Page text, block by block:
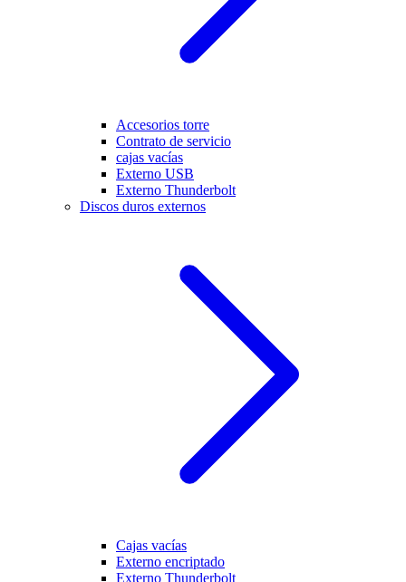
Accesorios torre
Contrato de servicio
cajas vacías
Externo USB
Externo Thunderbolt
Discos duros externos
Cajas vacías
Externo encriptado
Externo Thunderbolt